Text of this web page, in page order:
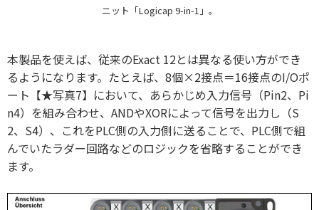
ニット「Logicap 9-in-1」。
本製品を使えば、従来のExact 12とは異なる使い方ができ
るようになります。たとえば、8個×2接点＝16接点のI/Oポ
ート【★写真7】において、あらかじめ入力信号（Pin2、Pi
n4）を組み合わせ、ANDやXORによって信号を出力し（S
2、S4）、これをPLC側の入力側に送ることで、PLC側で組
んでいたラダー回路などのロジックを省略することができ
ます。